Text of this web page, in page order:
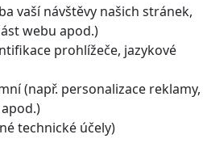
vaší návštěvy našich stránek,
webu apod.)
prohlížeče, jazykové
(např. personalizace reklamy,
technické účely)